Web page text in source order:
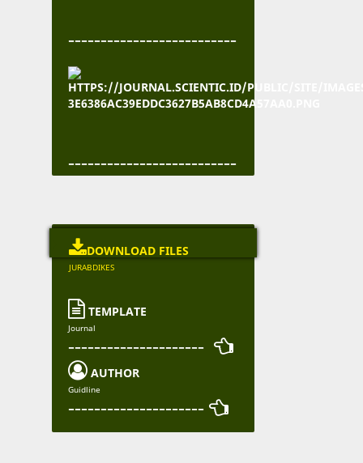
--------------------------
--------------------------
DOWNLOAD FILES
JURABDIKES
 TEMPLATE
Journal
--------------------- 
 AUTHOR
Guidline
--------------------- 